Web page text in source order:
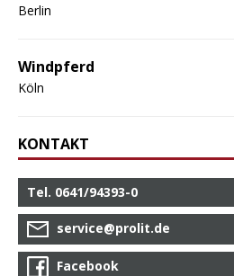
Berlin
Windpferd
Köln
KONTAKT
Tel. 0641/94393-0
service@prolit.de
Facebook